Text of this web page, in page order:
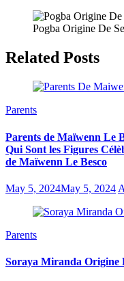
Pogba Origine De
Related Posts
Parents
Parents de Maïwenn Le
Qui Sont les Figures
de Maïwenn Le Besco
May 5, 2024May 5, 2024
Parents
Soraya Miranda Origine